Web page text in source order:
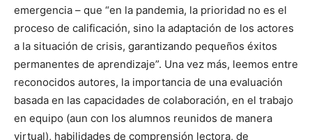
emergencia – que “en la pandemia, la prioridad no es el
proceso de calificación, sino la adaptación de los actores
a la situación de crisis, garantizando pequeños éxitos
permanentes de aprendizaje”. Una vez más, leemos entre
reconocidos autores, la importancia de una evaluación
basada en las capacidades de colaboración, en el trabajo
en equipo (aun con los alumnos reunidos de manera
virtual), habilidades de comprensión lectora, de